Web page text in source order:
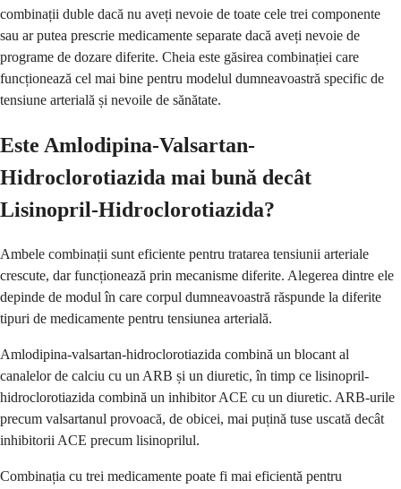
combinații duble dacă nu aveți nevoie de toate cele trei componente
sau ar putea prescrie medicamente separate dacă aveți nevoie de
programe de dozare diferite. Cheia este găsirea combinației care
funcționează cel mai bine pentru modelul dumneavoastră specific de
tensiune arterială și nevoile de sănătate.
Este Amlodipina-Valsartan-
Hidroclorotiazida mai bună decât
Lisinopril-Hidroclorotiazida?
Ambele combinații sunt eficiente pentru tratarea tensiunii arteriale
crescute, dar funcționează prin mecanisme diferite. Alegerea dintre ele
depinde de modul în care corpul dumneavoastră răspunde la diferite
tipuri de medicamente pentru tensiunea arterială.
Amlodipina-valsartan-hidroclorotiazida combină un blocant al
canalelor de calciu cu un ARB și un diuretic, în timp ce lisinopril-
hidroclorotiazida combină un inhibitor ACE cu un diuretic. ARB-urile
precum valsartanul provoacă, de obicei, mai puțină tuse uscată decât
inhibitorii ACE precum lisinoprilul.
Combinația cu trei medicamente poate fi mai eficientă pentru